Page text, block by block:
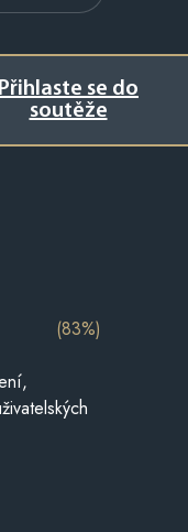
Přihlaste se do
soutěže
(83%)